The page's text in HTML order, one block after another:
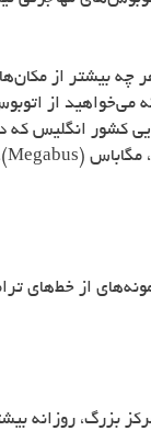
چه بیشتر از
می‌خواهید از
کشور انگلیس که
مگاباس (Megabus
بازیافته است. نمونه‌های از
بزرگ، روزانه